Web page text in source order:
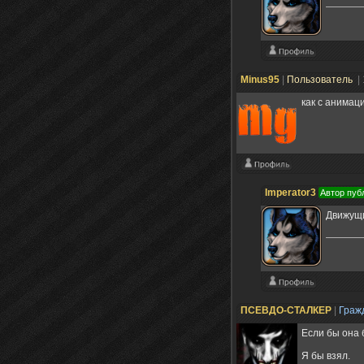
Minus95 Пользователь
как с
Imperator3 Автор
ПСЕВДО-СТАЛКЕР
Если бы она
Я бы взял.